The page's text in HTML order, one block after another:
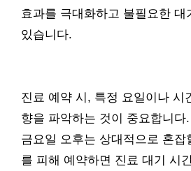
효과를 극대화하고 불필요한 대
있습니다.
진료 예약 시, 특정 요일이나 시
향을 파악하는 것이 중요합니다
금요일 오후는 상대적으로 혼잡
를 피해 예약하면 진료 대기 시